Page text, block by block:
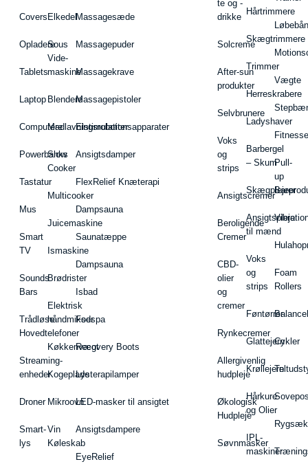
Covers
Opladere
Tablets
Laptop
Computere
Powerbanks
Tastatur
Mus
Smart
TV
Sounds
Bars
Trådløse
Hovedtelefoner
Streaming-
enheder
Droner
Smart-
lys
Elkedel
Sous
Vide-
maskine
Blendere
Madlavningsrobotter
Slow
Cooker
Multicooker
Juicemaskine
Ismaskine
Brødrister
Elektrisk
håndmikser
Køkkenvægt
Kogeplade
Mikroovn
Vin
Køleskab
Massagesæde
Massagepuder
Massagekrave
Massagepistoler
Elstimulationsapparater
Ansigtsdamper
FlexRelief Knæterapi
Dampsauna
Saunatæppe
Dampsauna
Isbad
Fodspa
Recovery Boots
Lysterapilamper
LED-masker til ansigtet
Ansigtsdampere
EyeRelief
te og -
drikke
Solcreme
After-sun
produkter
Selvbrunere
Voks
og
strips
Ansigtscremer
Beroligende
Cremer
CBD-
olier
og
cremer
Rynkecremer
Allergivenlig
hudpleje
Økologisk
Hudpleje
Søvnmasker
Hårtrimmere
Skægtrimmere
Trimmer
Herreskrabere
Ladyshaver
Barbergel
– Skum
Ansigtspleje
til mænd
Voks
og
strips
Føntørrer
Glattejern
Krøllejern
Hårkure
og Olier
IPL-
maskiner
Vægte
Pull-
up
Barer
Foam
Rollers
Cykler